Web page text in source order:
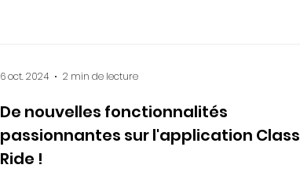
De nouvelles fonctionnalités
passionnantes sur l'application Class
Ride !
6 oct. 2024 2 min de lecture